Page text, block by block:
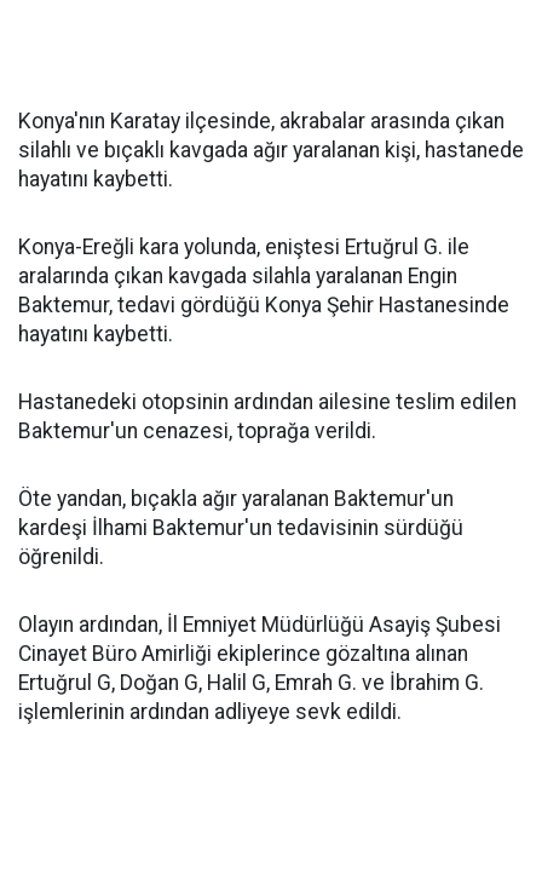
Konya'nın Karatay ilçesinde, akrabalar arasında çıkan
silahlı ve bıçaklı kavgada ağır yaralanan kişi, hastanede
hayatını kaybetti.
Konya-Ereğli kara yolunda, eniştesi Ertuğrul G. ile
aralarında çıkan kavgada silahla yaralanan Engin
Baktemur, tedavi gördüğü Konya Şehir Hastanesinde
hayatını kaybetti.
Hastanedeki otopsinin ardından ailesine teslim edilen
Baktemur'un cenazesi, toprağa verildi.
Öte yandan, bıçakla ağır yaralanan Baktemur'un
kardeşi İlhami Baktemur'un tedavisinin sürdüğü
öğrenildi.
Olayın ardından, İl Emniyet Müdürlüğü Asayiş Şubesi
Cinayet Büro Amirliği ekiplerince gözaltına alınan
Ertuğrul G, Doğan G, Halil G, Emrah G. ve İbrahim G.
işlemlerinin ardından adliyeye sevk edildi.